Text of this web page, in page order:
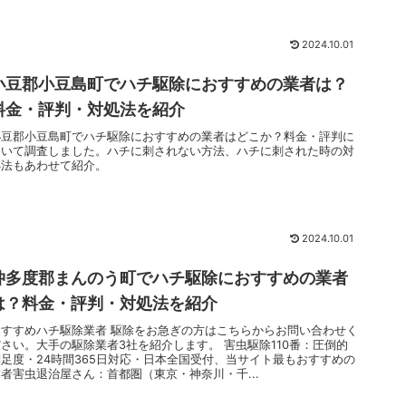
2024.10.01
豆郡小豆島町でハチ駆除におすすめの業者は？
金・評判・対処法を紹介
郡小豆島町でハチ駆除におすすめの業者はどこか？料金・評判に
て調査しました。ハチに刺されない方法、ハチに刺された時の対
もあわせて紹介。
2024.10.01
多度郡まんのう町でハチ駆除におすすめの業者
？料金・評判・対処法を紹介
すめハチ駆除業者 駆除をお急ぎの方はこちらからお問い合わせく
い。大手の駆除業者3社を紹介します。 害虫駆除110番：圧倒的
度・24時間365日対応・日本全国受付、当サイト最もおすすめの
害虫退治屋さん：首都圏（東京・神奈川・千...